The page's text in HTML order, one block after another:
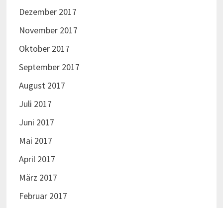
Dezember 2017
November 2017
Oktober 2017
September 2017
August 2017
Juli 2017
Juni 2017
Mai 2017
April 2017
März 2017
Februar 2017